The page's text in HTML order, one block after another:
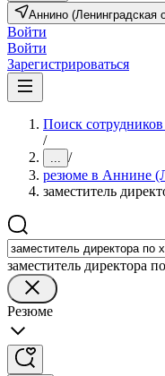
Аннино (Ленинградская
Войти
Войти
Зарегистрироваться
Поиск
/
... /
резюме в Аннине
заместитель
заместитель директора
Резюме